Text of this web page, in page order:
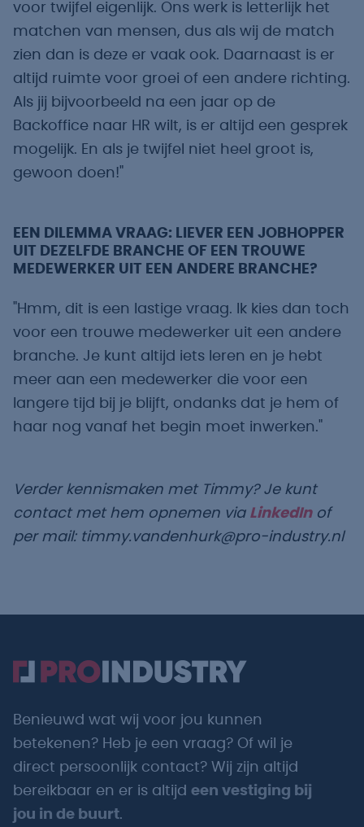
voor twijfel eigenlijk. Ons werk is letterlijk het
matchen van mensen, dus als wij de match
zien dan is deze er vaak ook. Daarnaast is er
altijd ruimte voor groei of een andere richting.
Als jij bijvoorbeeld na een jaar op de
Backoffice naar HR wilt, is er altijd een gesprek
mogelijk. En als je twijfel niet heel groot is,
gewoon doen!"
EEN DILEMMA VRAAG: LIEVER EEN JOBHOPPER
UIT DEZELFDE BRANCHE OF EEN TROUWE
MEDEWERKER UIT EEN ANDERE BRANCHE?
"Hmm, dit is een lastige vraag. Ik kies dan toch
voor een trouwe medewerker uit een andere
branche. Je kunt altijd iets leren en je hebt
meer aan een medewerker die voor een
langere tijd bij je blijft, ondanks dat je hem of
haar nog vanaf het begin moet inwerken."
Verder kennismaken met Timmy? Je kunt
contact met hem opnemen via LinkedInof
per mail: timmy.vandenhurk@pro-industry.nl
Benieuwd wat wij voor jou kunnen
betekenen? Heb je een vraag? Of wil je
direct persoonlijk contact? Wij zijn altijd
bereikbaar en er is altijd een vestiging bij
jou in de buurt.